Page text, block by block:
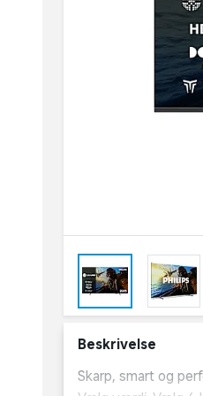
Beskrivelse
Skarp, smart og